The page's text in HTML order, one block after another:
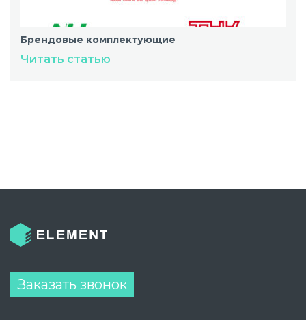
Брендовые комплектующие
Читать статью
Заказать звонок